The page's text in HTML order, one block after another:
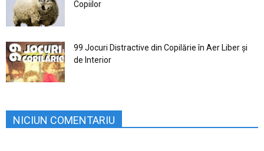
Copiilor
99 Jocuri Distractive din Copilărie în Aer Liber şi
de Interior
NICIUN COMENTARIU